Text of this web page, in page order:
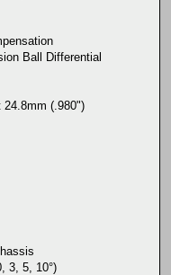
Ball Differential
24.8mm (.980")
3, 5, 10°)